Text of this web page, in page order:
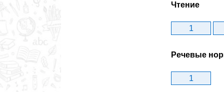
Чтение
1
Речевые
1